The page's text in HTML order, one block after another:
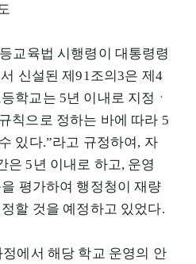
교육법 시행령이 대통령령
신설된 제91조의3은 제4
학교는 5년 이내로 지정ㆍ
칙으로 정하는 바에 따라 5
있다.”라고 규정하여, 자
은 5년 이내로 하고, 운영
평가하여 행정청이 재량
할 것을 예정하고 있었다.
에서 해당 학교 운영의 안